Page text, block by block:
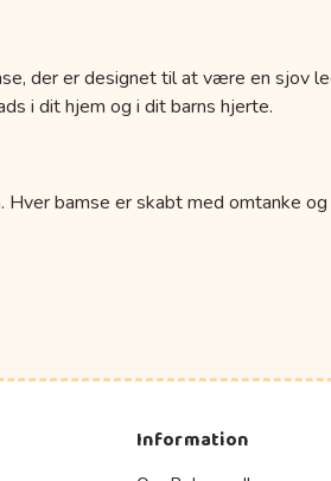
der er designet til at være en sjov
i dit hjem og i dit barns hjerte.
bamse er skabt med omtanke
Information